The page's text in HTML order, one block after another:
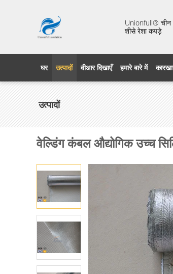
Unionfull® चीन
शीसे रेशा कपड़े
घर उत्पादों वीआर दिखाएँ हमारे बारे में
उत्पादों
वेल्डिंग कंबल औद्योगिक उच्च